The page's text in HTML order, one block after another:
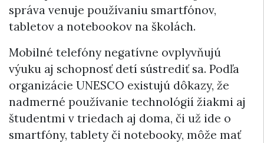
správa venuje používaniu smartfónov,
tabletov a notebookov na školách.
Mobilné telefóny negatívne ovplyvňujú
výuku aj schopnosť detí sústrediť sa. Podľa
organizácie UNESCO existujú dôkazy, že
nadmerné používanie technológií žiakmi aj
študentmi v triedach aj doma, či už ide o
smartfóny, tablety či notebooky, môže mať